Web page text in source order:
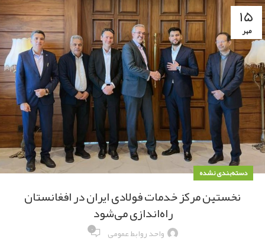
۱۵
مهر
دسته‌بندی نشده
نخستین مرکز خدمات فولادی ایران در افغانستان
راه‌اندازی می‌شود
واحد روابط عمومی ۰